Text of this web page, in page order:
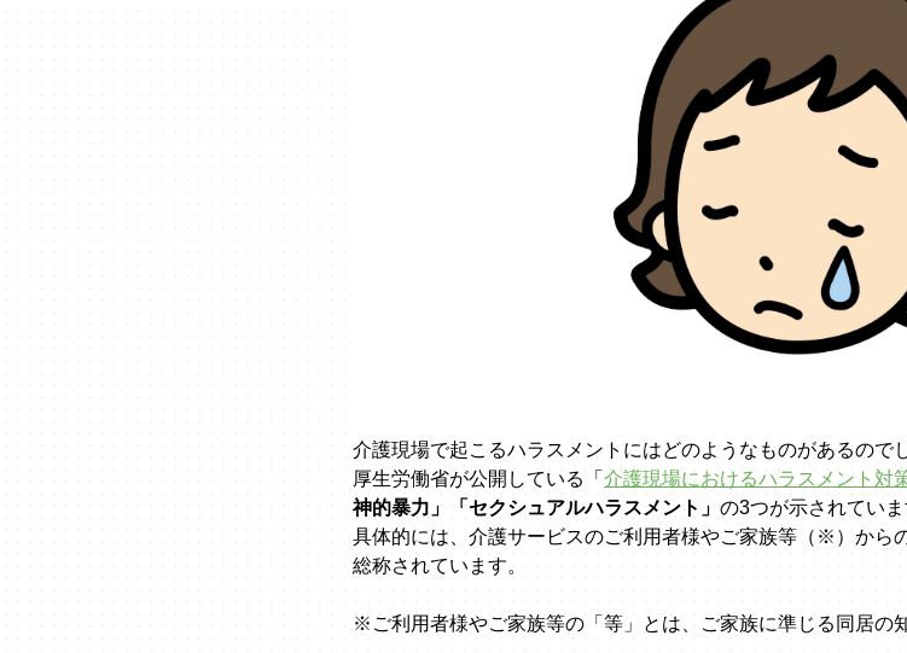
介護現場で起こるハラスメントにはどのようなものがあるので
厚生労働省が公開している「 介護現場におけるハラスメント対
神的暴力」「セクシュアルハラスメント」 の3つが示されていま
具体的には、介護サービスのご利用者様やご家族等（※）から
総称されています。
※ご利用者様やご家族等の「等」とは、ご家族に準じる同居の